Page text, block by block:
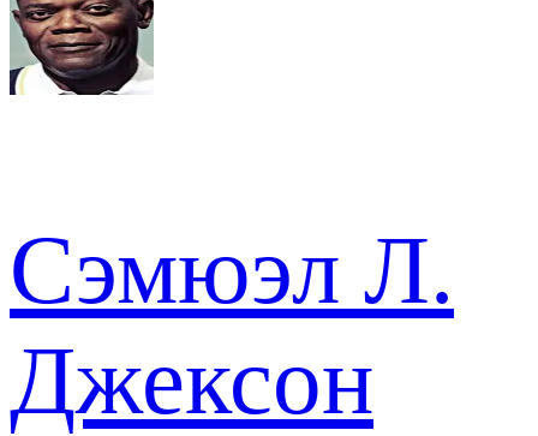
Сэмюэл Л.
Джексон